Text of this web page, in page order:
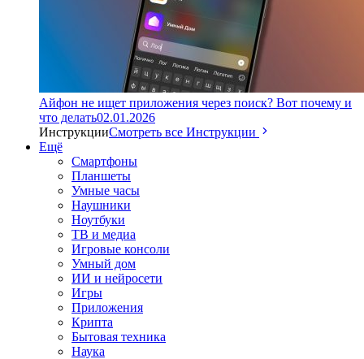
Айфон не ищет приложения через поиск? Вот почему и
что делать02.01.2026
ИнструкцииСмотреть все Инструкции
Ещё
Смартфоны
Планшеты
Умные часы
Наушники
Ноутбуки
ТВ и медиа
Игровые консоли
Умный дом
ИИ и нейросети
Игры
Приложения
Крипта
Бытовая техника
Наука